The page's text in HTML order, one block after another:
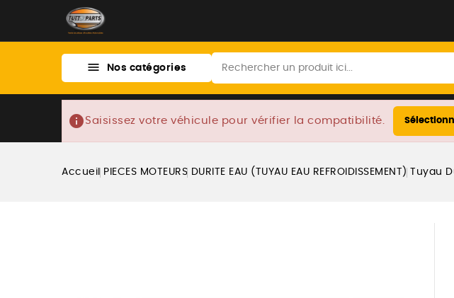
 Nos catégories
info Saisissez votre véhicule pour vérifier la compatibilité.
Accueil PIECES MOTEURS DURITE EAU (TUYAU EAU REFROIDISSEMENT) Tuyau